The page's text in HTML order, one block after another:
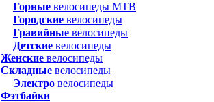
Горные велосипеды MTB
Городские велосипеды
Гравийные велосипеды
Детские велосипеды
Женские велосипеды
Складные велосипеды
Электро велосипеды
Фэтбайки